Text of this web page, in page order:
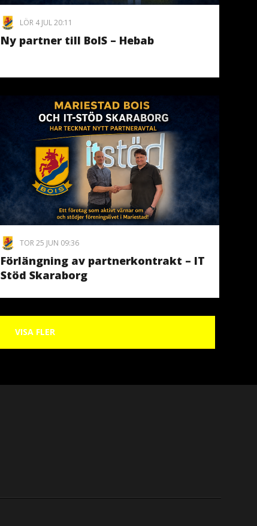
LÖR 4 JUL 20:11
Ny partner till BoIS – Hebab
TOR 25 JUN 09:36
Förlängning av partnerkontrakt – IT
Stöd Skaraborg
VISA FLER